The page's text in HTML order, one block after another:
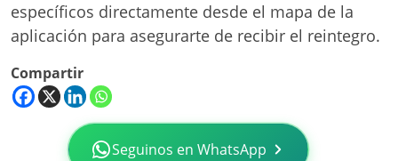
específicos directamente desde el mapa de la
aplicación para asegurarte de recibir el reintegro.
Compartir
Seguinos en WhatsApp